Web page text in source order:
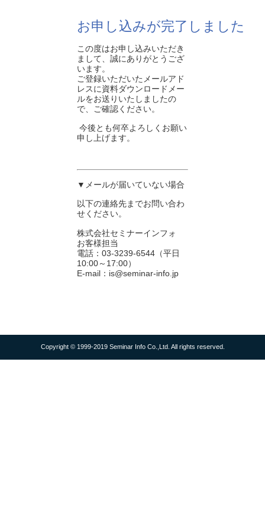
お申し込みが完了しました
この度はお申し込みいただき
まして、誠にありがとうござ
います。
ご登録いただいたメールアド
レスに資料ダウンロードメー
ルをお送りいたしましたの
で、ご確認ください。
今後とも何卒よろしくお願い
申し上げます。
▼メールが届いていない場合
以下の連絡先までお問い合わ
せください。
株式会社セミナーインフォ
お客様担当
電話：03-3239-6544（平日
10:00～17:00）
E-mail：is@seminar-info.jp
Copyright © 1999-2019 Seminar Info Co.,Ltd. All rights reserved.